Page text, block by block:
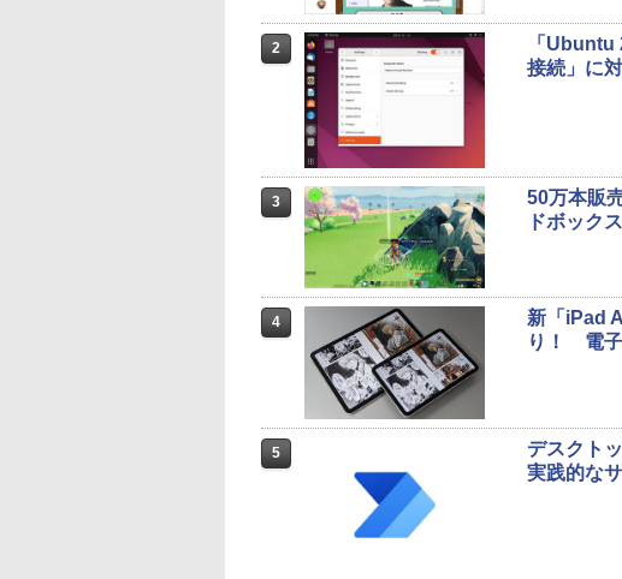
2
「
接続」に
3
50万本販
ドボック
4
新「iPad
り！ 電子
5
デスクト
実践的な